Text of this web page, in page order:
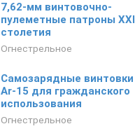
7,62-мм винтовочно-
пулеметные патроны XXI
столетия
Огнестрельное
Самозарядные винтовки
Ar-15 для гражданского
использования
Огнестрельное